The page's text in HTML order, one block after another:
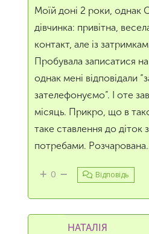
Моїй доні 2 роки, однак
дівчинка: привітна,
контакт, але із
Пробувала записатися
однак мені відповідали
зателефонуємо”. І оте
місяць. Прикро, що в
таке ставлення до діток
потребами.
0 Відповідь
НАТАЛІЯ